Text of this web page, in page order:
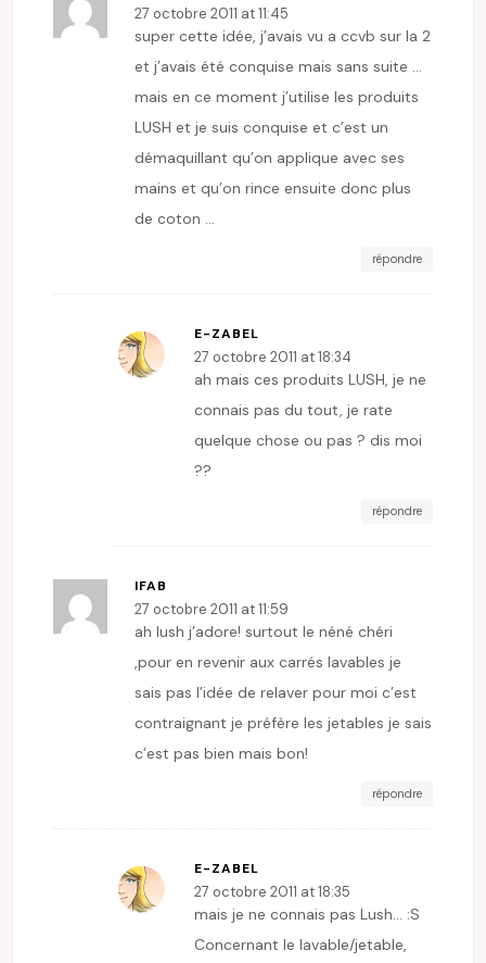
27 octobre 2011 at 11:45
super cette idée, j’avais vu a ccvb sur la 2
et j’avais été conquise mais sans suite …
mais en ce moment j’utilise les produits
LUSH et je suis conquise et c’est un
démaquillant qu’on applique avec ses
mains et qu’on rince ensuite donc plus
de coton …
répondre
E-ZABEL
27 octobre 2011 at 18:34
ah mais ces produits LUSH, je ne
connais pas du tout, je rate
quelque chose ou pas ? dis moi
??
répondre
IFAB
27 octobre 2011 at 11:59
ah lush j’adore! surtout le néné chéri
,pour en revenir aux carrés lavables je
sais pas l’idée de relaver pour moi c’est
contraignant je préfère les jetables je sais
c’est pas bien mais bon!
répondre
E-ZABEL
27 octobre 2011 at 18:35
mais je ne connais pas Lush… :S
Concernant le lavable/jetable,